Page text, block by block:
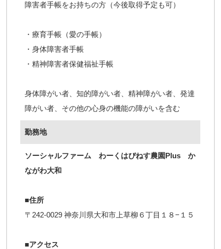
障害者手帳をお持ちの方（今後取得予定も可）
・療育手帳（愛の手帳）
・身体障害者手帳
・精神障害者保健福祉手帳
身体障がい者、知的障がい者、精神障がい者、発達
障がい者、その他の心身の機能の障がいを含む
勤務地
ソーシャルファーム わーくはぴねす農園Plus か
ながわ大和
■住所
〒242-0029 神奈川県大和市上草柳６丁目１８−１５
■アクセス